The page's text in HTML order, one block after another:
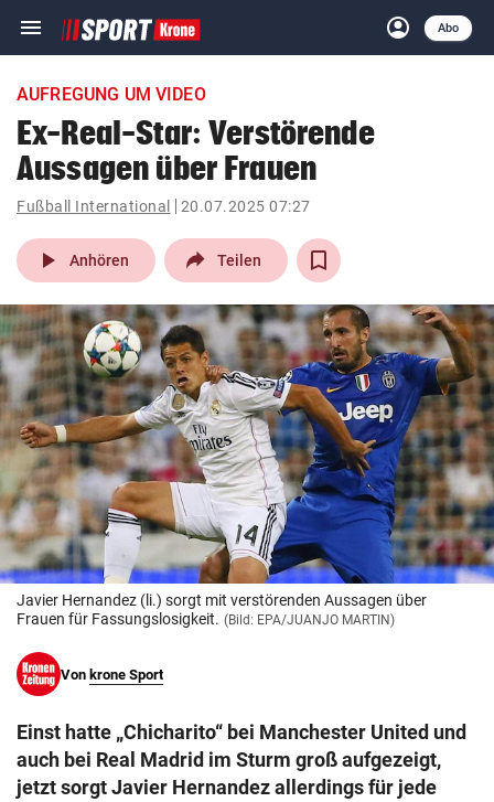
menu Navigation
ein-/ausklappen
account_circle
Anmelden
Abo
close Schließen
account_circle Anmelden
pin_drop
Wien arrow_right
bookmark
search
Suchbegriff
eingeben
© Krone Multimedia GmbH & Co KG 2026
Muthgasse 2, 1190 Wien
AUFREGUNG UM VIDEO
Ex-Real-Star: Verstörende
Aussagen über Frauen
Fußball International 20.07.2025 07:27
play_arrow Anhören Teilen
Javier Hernandez (li.) sorgt mit verstörenden Aussagen über
Frauen für Fassungslosigkeit. (Bild: EPA/JUANJO MARTIN)
Von krone Sport
Einst hatte „Chicharito“ bei Manchester United und
auch bei Real Madrid im Sturm groß aufgezeigt,
jetzt sorgt Javier Hernandez allerdings für jede